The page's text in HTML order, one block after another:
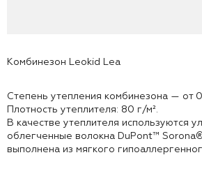
Комбинезон Leokid Lea
Степень утепления комбинезона — от 0
Плотность утеплителя: 80 г/м².
В качестве утеплителя используются
облегченные волокна DuPont™
выполнена из мягкого